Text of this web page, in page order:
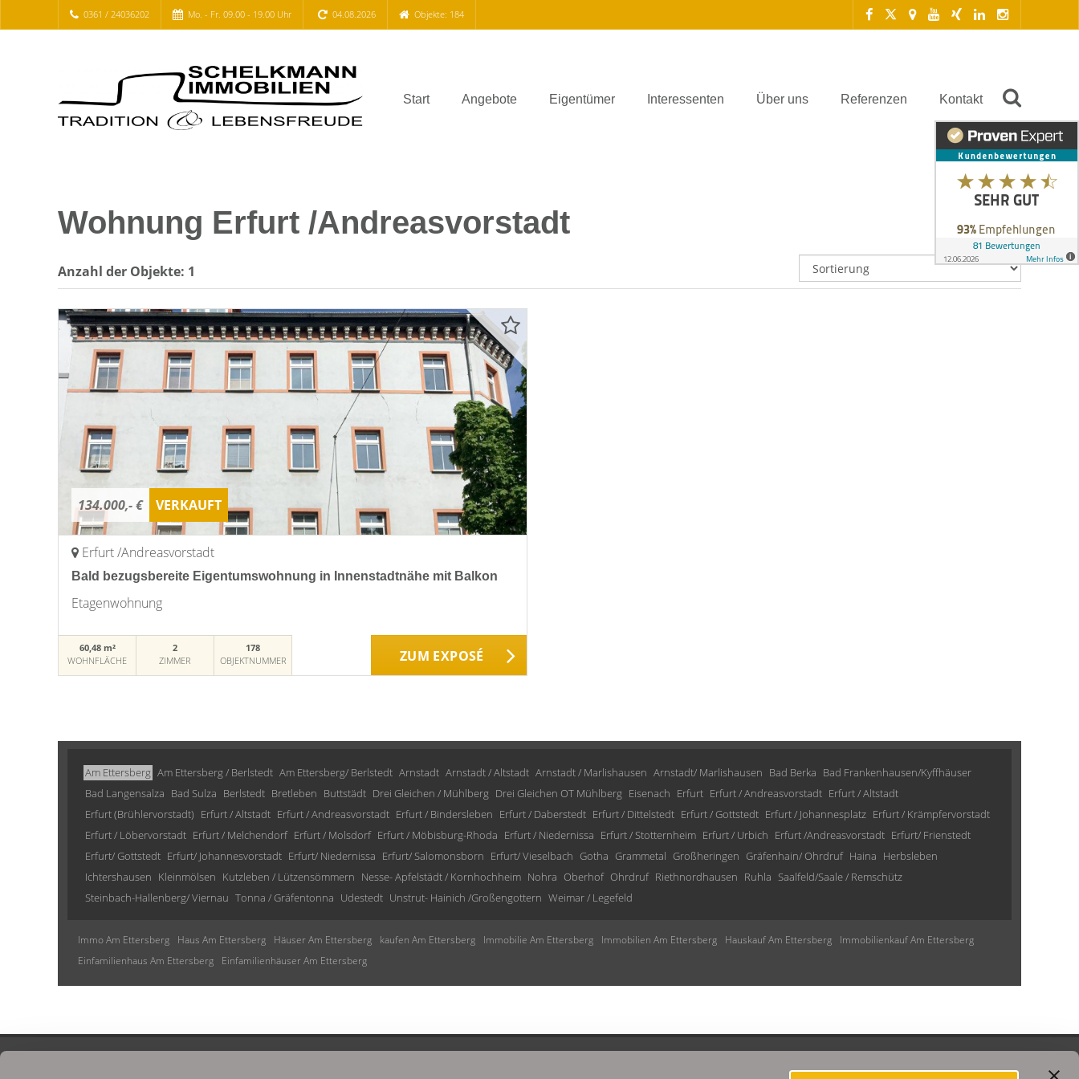
0361 / 24036202 Mo. - Fr. 09.00 - 19.00 Uhr 04.08.2026 Objekte: 184
Start Angebote Eigentümer Interessenten Über uns Referenzen Kontakt
Wohnung Erfurt /Andreasvorstadt
Anzahl der Objekte: 1
134.000,- € VERKAUFT
Erfurt /Andreasvorstadt
Bald bezugsbereite Eigentumswohnung in Innenstadtnähe mit Balkon
Etagenwohnung
60,48 m²
WOHNFLÄCHE
2
ZIMMER
178
OBJEKTNUMMER
ZUM EXPOSÉ
Am Ettersberg Am Ettersberg / Berlstedt Am Ettersberg/ Berlstedt Arnstadt Arnstadt / Altstadt Arnstadt / Marlishausen Arnstadt/ Marlishausen Bad Berka Bad Frankenhausen/Kyffhäuser
Bad Langensalza Bad Sulza Berlstedt Bretleben Buttstädt Drei Gleichen / Mühlberg Drei Gleichen OT Mühlberg Eisenach Erfurt Erfurt / Andreasvorstadt Erfurt / Altstadt
Erfurt (Brühlervorstadt) Erfurt / Altstadt Erfurt / Andreasvorstadt Erfurt / Bindersleben Erfurt / Daberstedt Erfurt / Dittelstedt Erfurt / Gottstedt Erfurt / Johannesplatz Erfurt / Krämpfervorstadt
Erfurt / Löbervorstadt Erfurt / Melchendorf Erfurt / Molsdorf Erfurt / Möbisburg-Rhoda Erfurt / Niedernissa Erfurt / Stotternheim Erfurt / Urbich Erfurt /Andreasvorstadt Erfurt/ Frienstedt
Erfurt/ Gottstedt Erfurt/ Johannesvorstadt Erfurt/ Niedernissa Erfurt/ Salomonsborn Erfurt/ Vieselbach Gotha Grammetal Großheringen Gräfenhain/ Ohrdruf Haina Herbsleben
Ichtershausen Kleinmölsen Kutzleben / Lützensömmern Nesse- Apfelstädt / Kornhochheim Nohra Oberhof Ohrdruf Riethnordhausen Ruhla Saalfeld/Saale / Remschütz
Steinbach-Hallenberg/ Viernau Tonna / Gräfentonna Udestedt Unstrut- Hainich /Großengottern Weimar / Legefeld
Immo Am Ettersberg Haus Am Ettersberg Häuser Am Ettersberg kaufen Am Ettersberg Immobilie Am Ettersberg Immobilien Am Ettersberg Hauskauf Am Ettersberg
Immobilienkauf Am Ettersberg
Einfamilienhaus Am Ettersberg
Einfamilienhäuser Am Ettersberg